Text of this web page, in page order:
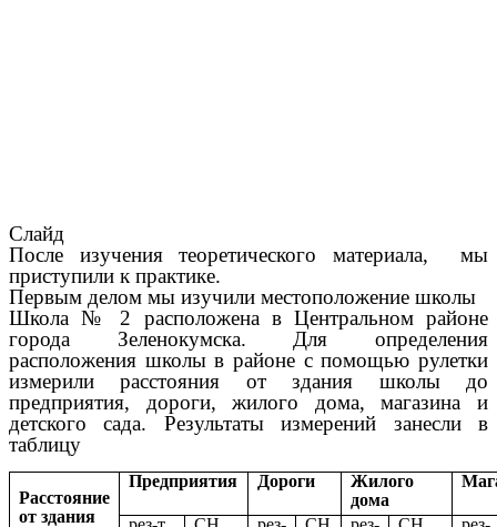
Слайд
После изучения теоретического материала, мы
приступили к практике.
Первым делом мы изучили местоположение школы
Школа № 2 расположена в Центральном районе
города Зеленокумска. Для определения
расположения школы в районе с помощью рулетки
измерили расстояния от здания школы до
предприятия, дороги, жилого дома, магазина и
детского сада. Результаты измерений занесли в
таблицу
Расстояние
от здания
Предприятия Дороги
Жилого
дома